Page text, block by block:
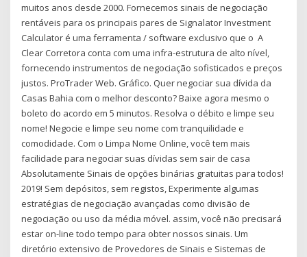
muitos anos desde 2000. Fornecemos sinais de negociação
rentáveis para os principais pares de Signalator Investment
Calculator é uma ferramenta / software exclusivo que o A
Clear Corretora conta com uma infra-estrutura de alto nível,
fornecendo instrumentos de negociação sofisticados e preços
justos. ProTrader Web. Gráfico. Quer negociar sua dívida da
Casas Bahia com o melhor desconto? Baixe agora mesmo o
boleto do acordo em 5 minutos. Resolva o débito e limpe seu
nome! Negocie e limpe seu nome com tranquilidade e
comodidade. Com o Limpa Nome Online, você tem mais
facilidade para negociar suas dívidas sem sair de casa
Absolutamente Sinais de opções binárias gratuitas para todos!
2019! Sem depósitos, sem registos, Experimente algumas
estratégias de negociação avançadas como divisão de
negociação ou uso da média móvel. assim, você não precisará
estar on-line todo tempo para obter nossos sinais. Um
diretório extensivo de Provedores de Sinais e Sistemas de